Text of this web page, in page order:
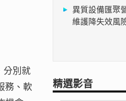
分別就
務、軟
異質設備匯
維護降失效風
精選影音